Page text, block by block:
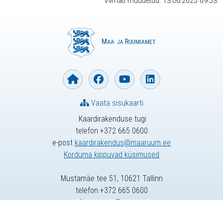
Kaardirakenduse tugi
telefon +372 665 0600
e-post kaardirakendus@maaruum.ee
Korduma kippuvad küsimused
Vaata sisukaarti
Mustamäe tee 51, 10621 Tallinn
telefon +372 665 0600